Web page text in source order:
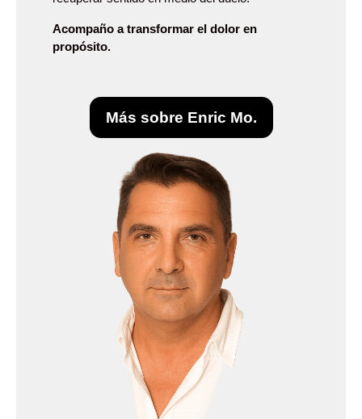
Acompaño a transformar el dolor en
propósito.
Más sobre Enric Mo.